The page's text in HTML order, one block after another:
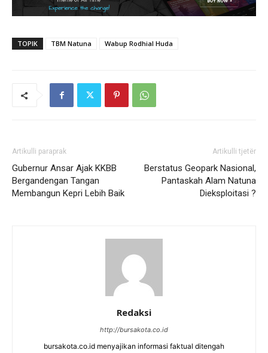
TOPIK TBM Natuna Wabup Rodhial Huda
Artikulli paraprak
Gubernur Ansar Ajak KKBB
Bergandengan Tangan
Membangun Kepri Lebih Baik
Artikulli tjetër
Berstatus Geopark Nasional,
Pantaskah Alam Natuna
Dieksploitasi ?
Redaksi
http://bursakota.co.id
bursakota.co.id menyajikan informasi faktual ditengah